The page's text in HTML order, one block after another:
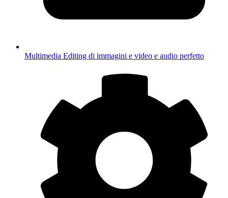
Multimedia Editing di immagini e video e audio perfetto